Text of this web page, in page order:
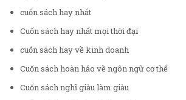
cuốn sách hay nhất
Cuốn sách hay nhất mọi thời đại
cuốn sách hay về kinh doanh
Cuốn sách hoàn hảo về ngôn ngữ cơ thể
Cuốn sách nghĩ giàu làm giàu